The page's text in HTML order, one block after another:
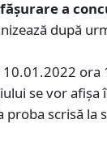
a
după
ora
se vor afişa
proba scrisă la